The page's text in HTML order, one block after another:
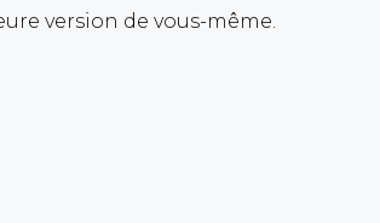
version de vous-même.